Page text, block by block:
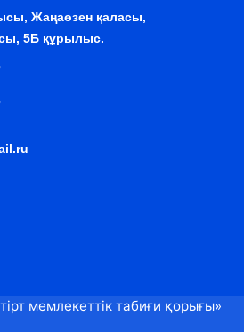
Жаңаөзен қаласы,
5Б құрылыс.
мемлекеттік табиғи қорығы»